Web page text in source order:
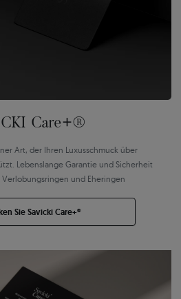
Care+®
Art, der Ihren Luxusschmuck über
Lebenslange Garantie und Sicherheit
Verlobungsringen und Eheringen
Sie Savicki Care+®